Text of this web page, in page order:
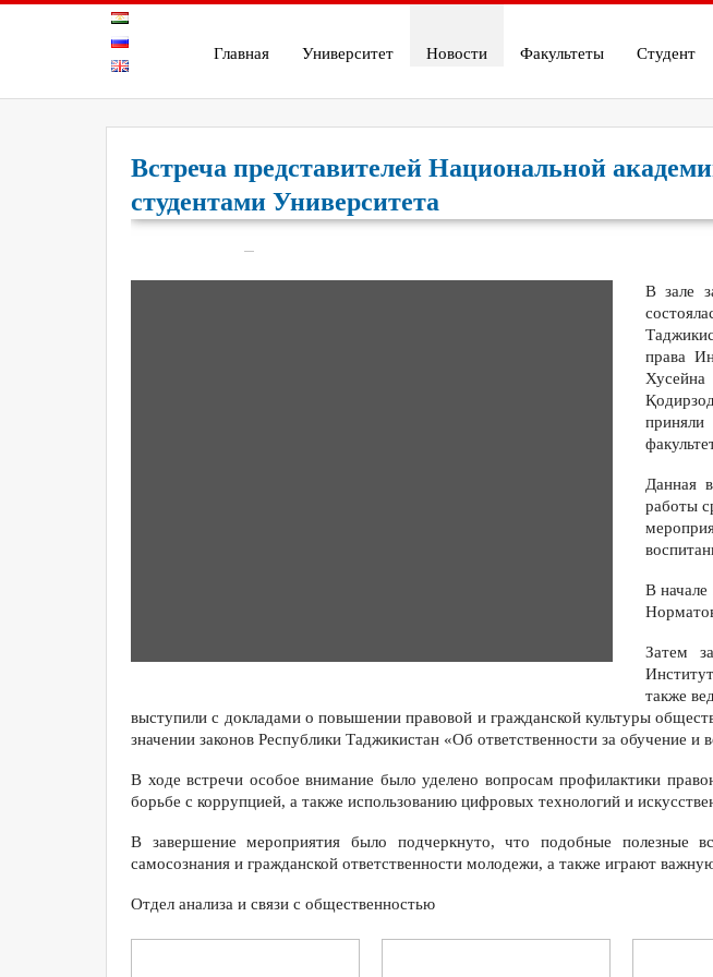
Главная Университет Новости Факультеты Студент
Встреча представителей Национальной
студентами Университета
В зале
права
Данная
работы
В начале
Затем
также
выступили с докладами о повышении правовой и гражданской культуры
значении законов Республики Таджикистан «Об ответственности за обучение
В ходе встречи особое внимание было уделено вопросам профилактики
борьбе с коррупцией, а также использованию цифровых технологий и
В завершение мероприятия было подчеркнуто, что подобные полезные
самосознания и гражданской ответственности молодежи, а также играют
Отдел анализа и связи с общественностью